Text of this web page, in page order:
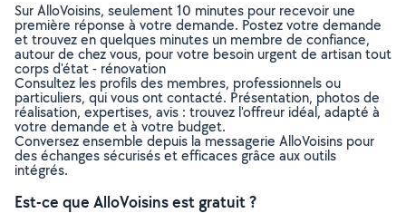
Sur AlloVoisins, seulement 10 minutes pour recevoir une
première réponse à votre demande. Postez votre demande
et trouvez en quelques minutes un membre de confiance,
autour de chez vous, pour votre besoin urgent de artisan tout
corps d'état - rénovation
Consultez les profils des membres, professionnels ou
particuliers, qui vous ont contacté. Présentation, photos de
réalisation, expertises, avis : trouvez l'offreur idéal, adapté à
votre demande et à votre budget.
Conversez ensemble depuis la messagerie AlloVoisins pour
des échanges sécurisés et efficaces grâce aux outils
intégrés.
Est-ce que AlloVoisins est gratuit ?